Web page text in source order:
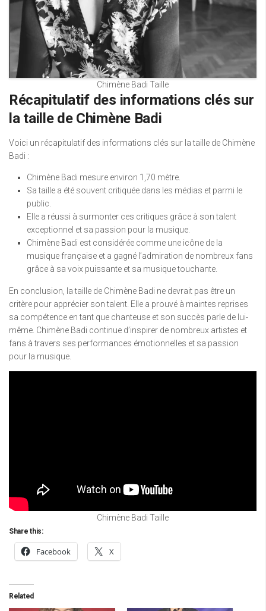
Chimène Badi Taille
Récapitulatif des informations clés sur
la taille de Chimène Badi
Voici un récapitulatif des informations clés sur la taille de Chimène
Badi :
Chimène Badi mesure environ 1,70 mètre.
Sa taille a été souvent critiquée dans les médias et parmi le
public.
Elle a réussi à surmonter ces critiques grâce à son talent
exceptionnel et sa passion pour la musique.
Chimène Badi est considérée comme une icône de la
musique française et a gagné l’admiration de nombreux fans
grâce à sa voix puissante et sa musique touchante.
En conclusion, la taille de Chimène Badi ne devrait pas être un
critère pour apprécier son talent. Elle a prouvé à maintes reprises
sa compétence en tant que chanteuse et son succès parle de lui-
même. Chimène Badi continue d’inspirer de nombreux artistes et
fans à travers ses performances émotionnelles et sa passion
pour la musique.
Chimène Badi Taille
Share this:
Facebook X
Related